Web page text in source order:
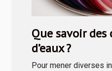
Que savoir des
d’eaux ?
Pour mener diverses